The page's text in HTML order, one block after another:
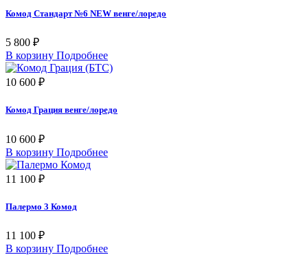
Комод Стандарт №6 NEW венге/лоредо
5 800 ₽
В корзину Подробнее
10 600 ₽
Комод Грация венге/лоредо
10 600 ₽
В корзину Подробнее
11 100 ₽
Палермо 3 Комод
11 100 ₽
В корзину Подробнее